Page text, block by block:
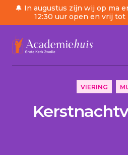
🔔 In augustus zijn wij op ma
12:30 uur open en vrij tot
/ Agenda
VIERING